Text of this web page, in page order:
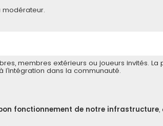
modérateur.
membres extérieurs ou joueurs invités. La
l’intégration dans la communauté.
fonctionnement de notre infrastructure,